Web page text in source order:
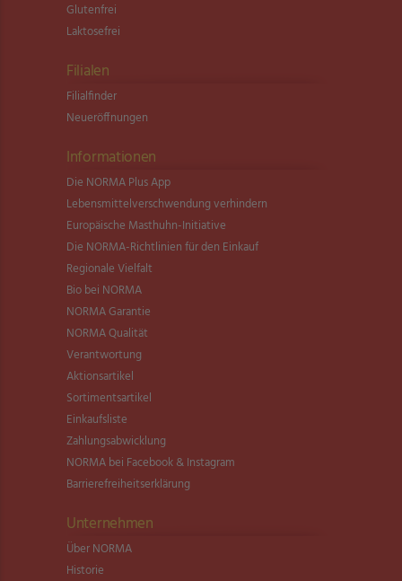
Glutenfrei
Laktosefrei
Filialen
Filialfinder
Neueröffnungen
Informationen
Die NORMA Plus App
Lebensmittel­verschwendung verhindern
Europäische Masthuhn-Initiative
Die NORMA-Richtlinien für den Einkauf
Regionale Vielfalt
Bio bei NORMA
NORMA Garantie
NORMA Qualität
Verantwortung
Aktionsartikel
Sortimentsartikel
Einkaufsliste
Zahlungsabwicklung
NORMA bei Facebook & Instagram
Barrierefreiheitserklärung
Unternehmen
Über NORMA
Historie